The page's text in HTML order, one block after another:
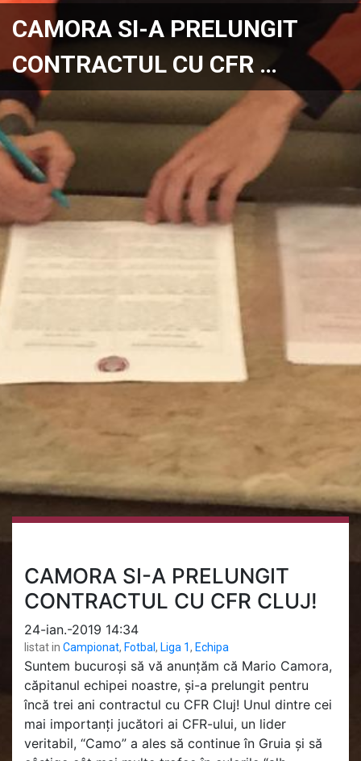
CAMORA SI-A PRELUNGIT
CONTRACTUL CU CFR …
CAMORA SI-A PRELUNGIT
CONTRACTUL CU CFR CLUJ!
24-ian.-2019 14:34
listat in Campionat, Fotbal , Liga 1, Echipa
Suntem bucuroși să vă anunțăm că Mario Camora,
căpitanul echipei noastre, și-a prelungit pentru
încă trei ani contractul cu CFR Cluj! Unul dintre cei
mai importanți jucători ai CFR-ului, un lider
veritabil, “Camo” a ales să continue în Gruia și să